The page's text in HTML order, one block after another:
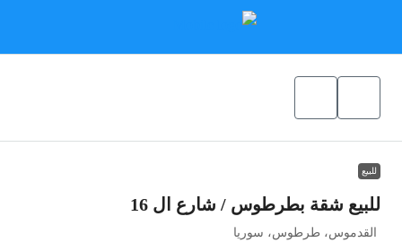
للبيع
للبيع شقة بطرطوس / شارع ال 16
القدموس، طرطوس، سوريا